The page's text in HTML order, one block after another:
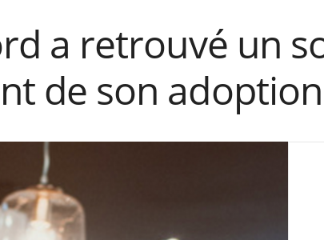
a retrouvé un
de son